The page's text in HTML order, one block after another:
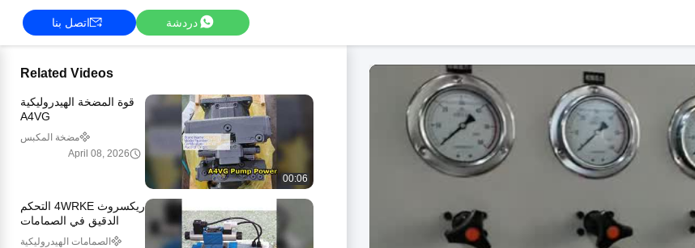
دردشة اتصل بنا
Related Videos
00:06
قوة المضخة الهيدروليكية
A4VG
مضخة المكبس
الهيدروليكي ريكسروث
April 08, 2026
ريكسروث 4WRKE التحكم
الدقيق في الصمامات
النسبية
الصمامات الهيدروليكية